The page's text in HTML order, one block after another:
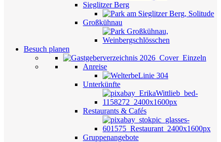
Sieglitzer Berg
Großkühnau
Besuch planen
Anreise
Unterkünfte
Restaurants & Cafés
Gruppenangebote